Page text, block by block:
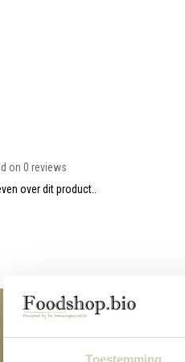
on 0 reviews
over dit product..